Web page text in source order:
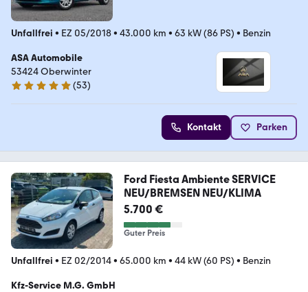
Unfallfrei • EZ 05/2018• 43.000 km • 63 kW (86 PS) • Benzin
ASA Automobile
53424 Oberwinter
5 Sterne
(53)
Kontakt Parken
Ford Fiesta Ambiente SERVICE
NEU/BREMSEN NEU/KLIMA
5.700 €
Guter Preis
Unfallfrei • EZ 02/2014• 65.000 km • 44 kW (60 PS) • Benzin
Kfz-Service M.G. GmbH